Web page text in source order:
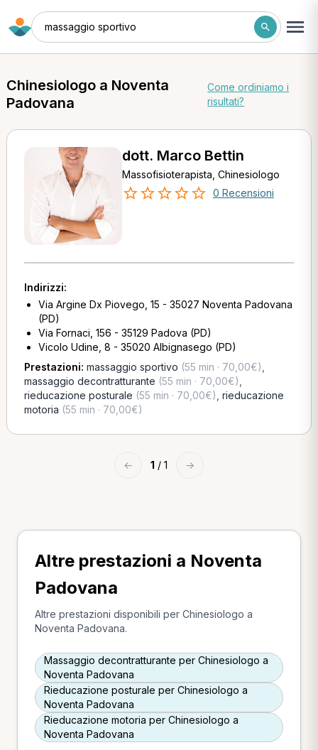
massaggio sportivo
Chinesiologo a Noventa
Padovana
Come ordiniamo i
risultati?
dott. Marco Bettin
Massofisioterapista, Chinesiologo
0 Recensioni
Indirizzi:
Via Argine Dx Piovego, 15 - 35027 Noventa Padovana
(PD)
Via Fornaci, 156 - 35129 Padova (PD)
Vicolo Udine, 8 - 35020 Albignasego (PD)
Prestazioni: massaggio sportivo (55 min · 70,00€)
massaggio decontratturante (55 min · 70,00€)
rieducazione posturale (55 min · 70,00€) rieducazione
motoria (55 min · 70,00€)
← 1 / 1 →
Altre prestazioni a Noventa
Padovana
Altre prestazioni disponibili per Chinesiologo a
Noventa Padovana.
Massaggio decontratturante per Chinesiologo a
Noventa Padovana
Rieducazione posturale per Chinesiologo a
Noventa Padovana
Rieducazione motoria per Chinesiologo a
Noventa Padovana